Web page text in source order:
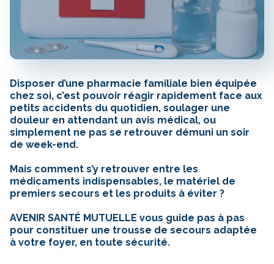
Disposer d’une pharmacie familiale bien équipée
chez soi, c’est pouvoir réagir rapidement face aux
petits accidents du quotidien, soulager une
douleur en attendant un avis médical, ou
simplement ne pas se retrouver démuni un soir
de week-end.
Mais comment s’y retrouver entre les
médicaments indispensables, le matériel de
premiers secours et les produits à éviter ?
AVENIR SANTÉ MUTUELLE vous guide pas à pas
pour constituer une trousse de secours adaptée
à votre foyer, en toute sécurité.